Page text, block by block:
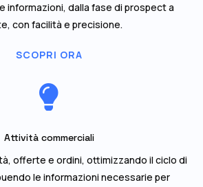
informazioni, dalla fase di prospect a
con facilità e precisione.
SCOPRI ORA

Attività commerciali
offerte e ordini, ottimizzando il ciclo di
le informazioni necessarie per